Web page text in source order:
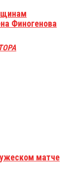
Финогенова
матче